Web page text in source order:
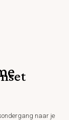
naar je